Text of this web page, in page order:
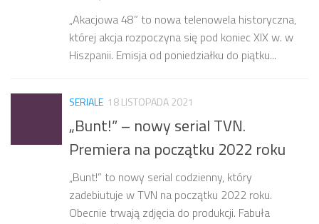
„Akacjowa 48” to nowa telenowela historyczna,
której akcja rozpoczyna się pod koniec XIX w. w
Hiszpanii. Emisja od poniedziałku do piątku...
SERIALE 18 LISTOPADA 2021
„Bunt!” – nowy serial TVN.
Premiera na początku 2022 roku
„Bunt!” to nowy serial codzienny, który
zadebiutuje w TVN na początku 2022 roku.
Obecnie trwają zdjęcia do produkcji. Fabuła